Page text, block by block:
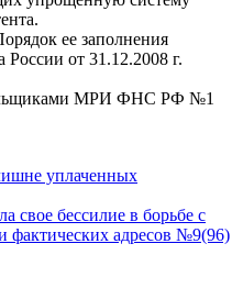
ее заполнения
от 31.12.2008 г.
МРИ ФНС РФ №1
уплаченных
свое бессилие в борьбе с
фактических адресов №9(96)